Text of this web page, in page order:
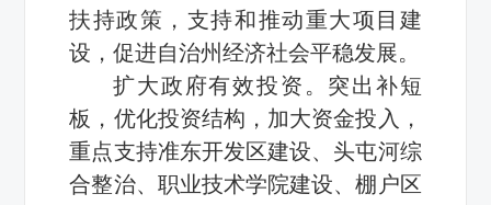
扶持政策，支持和推动重大项目建
设，促进自治州经济社会平稳发展。
扩大政府有效投资。突出补短
板，优化投资结构，加大资金投入，
重点支持准东开发区建设、头屯河综
合整治、职业技术学院建设、棚户区